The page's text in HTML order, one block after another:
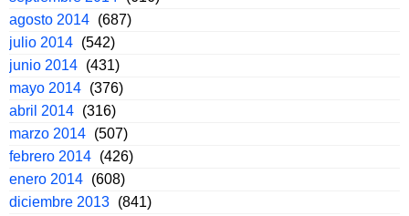
agosto 2014 (687)
julio 2014 (542)
junio 2014 (431)
mayo 2014 (376)
abril 2014 (316)
marzo 2014 (507)
febrero 2014 (426)
enero 2014 (608)
diciembre 2013 (841)